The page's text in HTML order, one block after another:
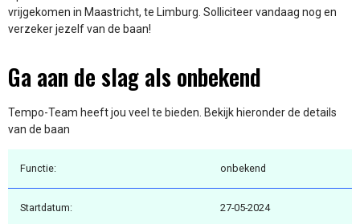
vrijgekomen in Maastricht, te Limburg. Solliciteer vandaag nog en
verzeker jezelf van de baan!
Ga aan de slag als onbekend
Tempo-Team heeft jou veel te bieden. Bekijk hieronder de details
van de baan
Functie: onbekend
Startdatum: 27-05-2024